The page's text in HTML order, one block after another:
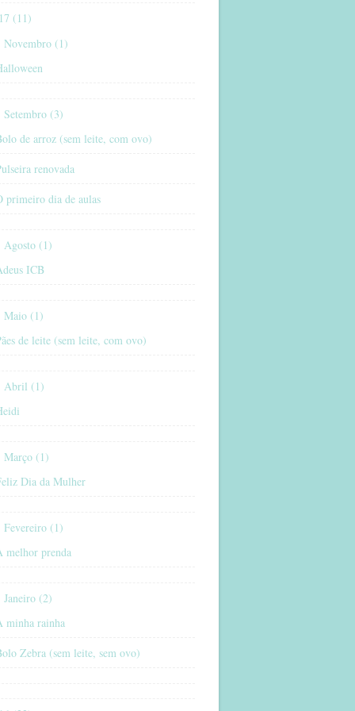
(11)
Novembro (1)
Setembro (3)
de arroz (sem leite, com ovo)
renovada
primeiro dia de aulas
Agosto (1)
ICB
Maio (1)
de leite (sem leite, com ovo)
Abril (1)
Março (1)
Dia da Mulher
Fevereiro (1)
melhor prenda
Janeiro (2)
minha rainha
Zebra (sem leite, sem ovo)